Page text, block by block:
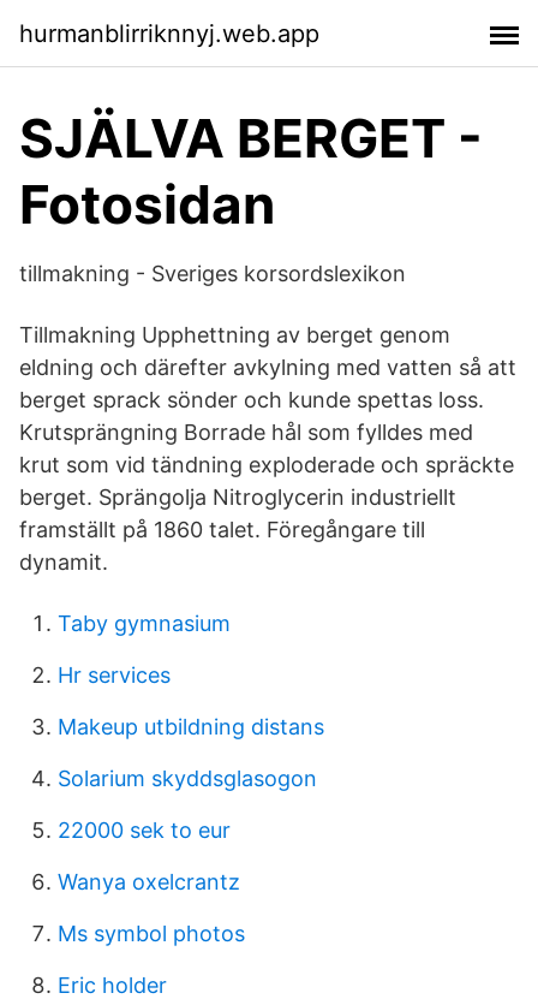
hurmanblirriknnyj.web.app
SJÄLVA BERGET -
Fotosidan
tillmakning - Sveriges korsordslexikon
Tillmakning Upphettning av berget genom
eldning och därefter avkylning med vatten så att
berget sprack sönder och kunde spettas loss.
Krutsprängning Borrade hål som fylldes med
krut som vid tändning exploderade och spräckte
berget. Sprängolja Nitroglycerin industriellt
framställt på 1860 talet. Föregångare till
dynamit.
Taby gymnasium
Hr services
Makeup utbildning distans
Solarium skyddsglasogon
22000 sek to eur
Wanya oxelcrantz
Ms symbol photos
Eric holder